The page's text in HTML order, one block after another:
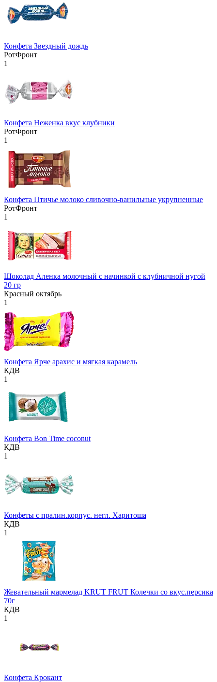
Конфета Звездный дождь
РотФронт
1
Конфета Неженка вкус клубники
РотФронт
1
Конфета Птичье молоко сливочно-ванильные укрупненные
РотФронт
1
Шоколад Аленка молочный с начинкой с клубничной нугой
20 гр
Красный октябрь
1
Конфета Ярче арахис и мягкая карамель
КДВ
1
Конфета Bon Time coconut
КДВ
1
Конфеты с пралин.корпус. негл. Харитоша
КДВ
1
Жевательный мармелад KRUT FRUT Колечки со вкус.персика
70г
КДВ
1
Конфета Крокант